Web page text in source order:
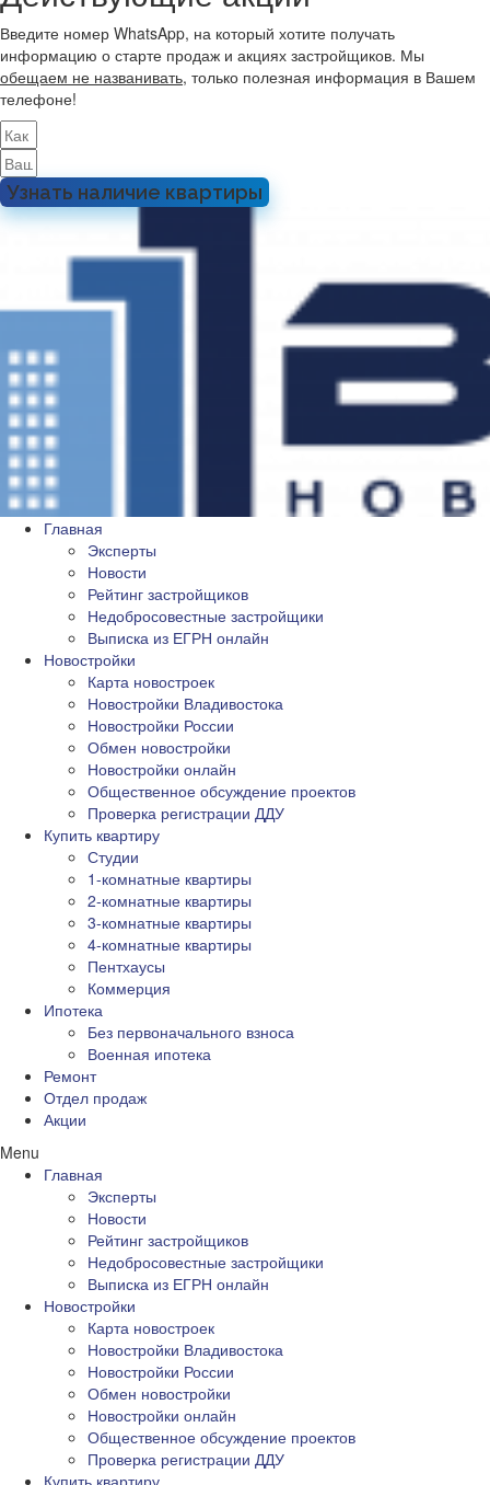
Введите номер WhatsApp, на который хотите получать
информацию о старте продаж и акциях застройщиков. Мы
обещаем не названивать, только полезная информация в Вашем
телефоне!
Узнать наличие квартиры
Главная
Эксперты
Новости
Рейтинг застройщиков
Недобросовестные застройщики
Выписка из ЕГРН онлайн
Новостройки
Карта новостроек
Новостройки Владивостока
Новостройки России
Обмен новостройки
Новостройки онлайн
Общественное обсуждение проектов
Проверка регистрации ДДУ
Купить квартиру
Студии
1-комнатные квартиры
2-комнатные квартиры
3-комнатные квартиры
4-комнатные квартиры
Пентхаусы
Коммерция
Ипотека
Без первоначального взноса
Военная ипотека
Ремонт
Отдел продаж
Акции
Menu
Главная
Эксперты
Новости
Рейтинг застройщиков
Недобросовестные застройщики
Выписка из ЕГРН онлайн
Новостройки
Карта новостроек
Новостройки Владивостока
Новостройки России
Обмен новостройки
Новостройки онлайн
Общественное обсуждение проектов
Проверка регистрации ДДУ